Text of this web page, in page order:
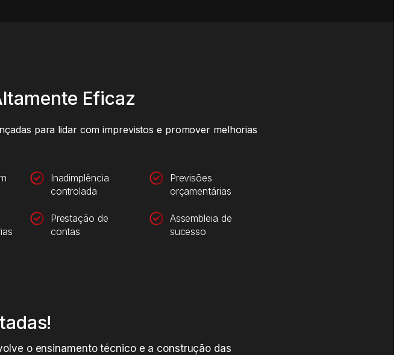
Eficaz​
para lidar com imprevistos e promover melhorias
Inadimplência
controlada
Prestação de
contas
Previsões
orçamentárias
Assembleia de
sucesso
o ensinamento técnico e a construção das